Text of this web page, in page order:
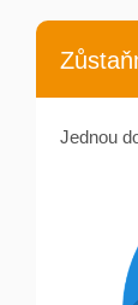
Jednou